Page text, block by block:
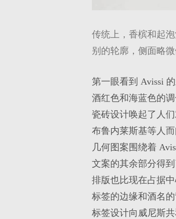
传统上，香槟和起
别的轮廓，侧面略
第一眼看到 Avissi
酒红色和海蓝色的
瓷砖设计唤起了人
布鲁内莱斯基等人而
几何图案围绕着
文案的其余部分得
排版也比现在占据中
标签的边缘和酒名
标签设计向威尼斯